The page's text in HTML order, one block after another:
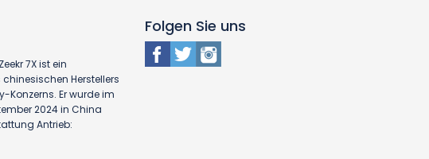
7X ist ein
Herstellers
Konzerns. Er wurde im
2024 in China
Antrieb:
Folgen Sie uns